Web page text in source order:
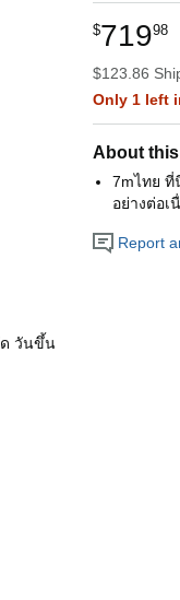
$71998
$123.86
Only 1 left
About
7mไทย
อย่างต่อ
Report